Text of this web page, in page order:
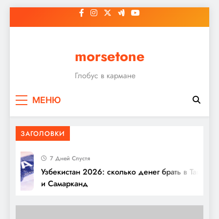
к
morsetone
Глобус в кармане
МЕНЮ
ЗАГОЛОВКИ
7 Дней Спустя
Узбекистан 2026: сколько денег брать в Ташкент
и Самарканд
Михалков — биография, Никита, личная
жизнь